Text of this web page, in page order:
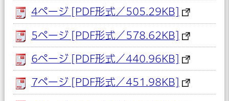
4ページ [PDF形式／505.29KB]
5ページ [PDF形式／578.62KB]
6ページ [PDF形式／440.96KB]
7ページ [PDF形式／451.98KB]